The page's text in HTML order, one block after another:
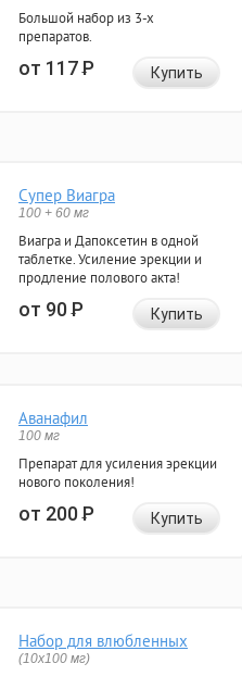
Большой набор из 3-х
препаратов.
от 117Р Купить
Супер Виагра
100 + 60 мг
Виагра и Дапоксетин в одной
таблетке. Усиление эрекции и
продление полового акта!
от 90Р Купить
Аванафил
100 мг
Препарат для усиления эрекции
нового поколения!
от 200Р Купить
Набор для влюбленных
(10х100 мг)